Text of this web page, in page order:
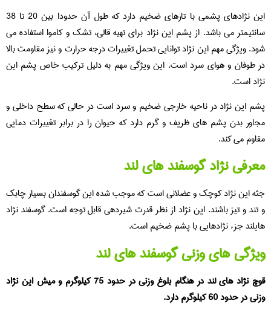
این نژادهای پشمی با تارهای ضخیم دارد که طول آن حدودا بین 20 تا 38
سانتیمتر می باشد. از پشم این نژاد برای تهیه قالی، تشک و کاموا استفاده می
شود. ویژگی مهم این نژاد توانایی تحمل تغییرات درجه حرارت و نیز مقاومت بالا
در طوفان و هوای سرد است. این ویژگی مهم به دلیل ترکیب خاص پشم این
نژاد است.
پشم این نژاد در ناحیه خارجی ضخیم و سرد است در حالی که سطح داخلی و
مجاور بدن پشم های ظریف و گرم دارد که حیوان را در برابر تغییرات دمایی
مقاوم می کند.
معرفی نژاد گوسفند های لند
جثه این نژاد کوچک و عضلانی است که موجب شده این گوسفندان بسیار چابک
و تند و تیز باشند. این نژاد از نظر قدرت شیردهی قابل توجه است. گوسفند نژاد
هایلند جزء نژادهایی با پشم ضخیم است.
ویژگی های وزنی گوسفند های لند
قوچ نژاد های لند در هنگام بلوغ وزنی در حدود 75 کیلوگرم و میش این نژاد
وزنی در حدود 60 کیلوگرم دارد.